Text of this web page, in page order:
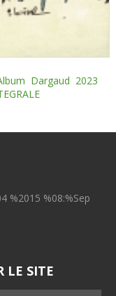
Dargaud 2023
%2015 %08:%Sep
LE SITE